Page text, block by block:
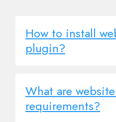
How to install
plugin?
What are
requirements?